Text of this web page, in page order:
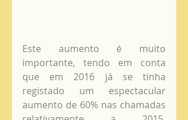
Este aumento é muito
importante, tendo em conta
que em 2016 já se tinha
registado um espectacular
aumento de 60% nas chamadas